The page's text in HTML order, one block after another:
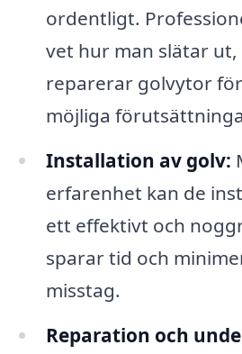
ordentligt.
vet hur man slätar
reparerar golvytor
möjliga
Installation av golv:
erfarenhet kan de
ett effektivt och
sparar tid och
misstag.
Reparation och